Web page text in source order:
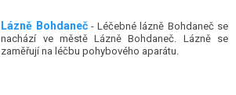
Lázně Bohdaneč- Léčebné lázně Bohdaneč se
nachází ve městě Lázně Bohdaneč. Lázně se
zaměřují na léčbu pohybového aparátu.